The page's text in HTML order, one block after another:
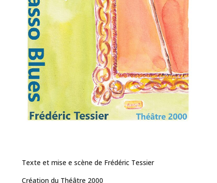
Texte et mise e scène de Frédéric Tessier
Création du Théâtre 2000